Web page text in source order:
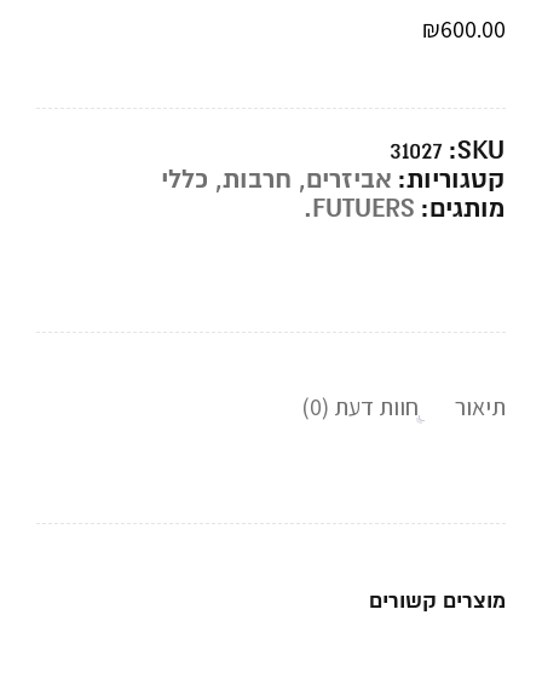
₪600.00
SKU:
31027
קטגוריות: אביזרים, חרבות, כללי
מותגים: FUTUERS.
תיאור חוות דעת (0)
מוצרים קשורים